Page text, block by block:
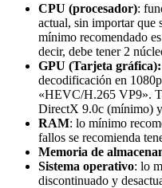
CPU (procesador):
actual, sin importar que
mínimo recomendado
decir, debe tener 2
GPU (Tarjeta gráfica):
decodificación en
«HEVC/H.265 VP9».
DirectX 9.0c (mínimo)
RAM: lo mínimo
fallos se recomienda
Memoria de
Sistema operativo: lo
discontinuado y